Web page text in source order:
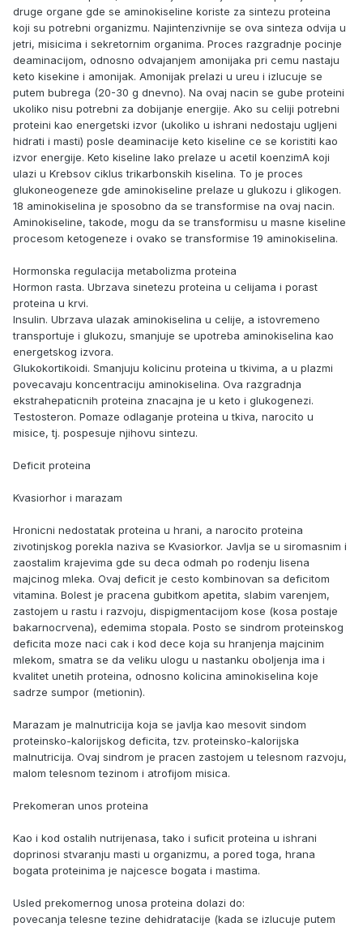
druge organe gde se aminokiseline koriste za sintezu proteina
koji su potrebni organizmu. Najintenzivnije se ova sinteza odvija u
jetri, misicima i sekretornim organima. Proces razgradnje pocinje
deaminacijom, odnosno odvajanjem amonijaka pri cemu nastaju
keto kisekine i amonijak. Amonijak prelazi u ureu i izlucuje se
putem bubrega (20-30 g dnevno). Na ovaj nacin se gube proteini
ukoliko nisu potrebni za dobijanje energije. Ako su celiji potrebni
proteini kao energetski izvor (ukoliko u ishrani nedostaju ugljeni
hidrati i masti) posle deaminacije keto kiseline ce se koristiti kao
izvor energije. Keto kiseline lako prelaze u acetil koenzimA koji
ulazi u Krebsov ciklus trikarbonskih kiselina. To je proces
glukoneogeneze gde aminokiseline prelaze u glukozu i glikogen.
18 aminokiselina je sposobno da se transformise na ovaj nacin.
Aminokiseline, takode, mogu da se transformisu u masne kiseline
procesom ketogeneze i ovako se transformise 19 aminokiselina.
Hormonska regulacija metabolizma proteina
Hormon rasta. Ubrzava sinetezu proteina u celijama i porast
proteina u krvi.
Insulin. Ubrzava ulazak aminokiselina u celije, a istovremeno
transportuje i glukozu, smanjuje se upotreba aminokiselina kao
energetskog izvora.
Glukokortikoidi. Smanjuju kolicinu proteina u tkivima, a u plazmi
povecavaju koncentraciju aminokiselina. Ova razgradnja
ekstrahepaticnih proteina znacajna je u keto i glukogenezi.
Testosteron. Pomaze odlaganje proteina u tkiva, narocito u
misice, tj. pospesuje njihovu sintezu.
Deficit proteina
Kvasiorhor i marazam
Hronicni nedostatak proteina u hrani, a narocito proteina
zivotinjskog porekla naziva se Kvasiorkor. Javlja se u siromasnim i
zaostalim krajevima gde su deca odmah po rodenju lisena
majcinog mleka. Ovaj deficit je cesto kombinovan sa deficitom
vitamina. Bolest je pracena gubitkom apetita, slabim varenjem,
zastojem u rastu i razvoju, dispigmentacijom kose (kosa postaje
bakarnocrvena), edemima stopala. Posto se sindrom proteinskog
deficita moze naci cak i kod dece koja su hranjenja majcinim
mlekom, smatra se da veliku ulogu u nastanku oboljenja ima i
kvalitet unetih proteina, odnosno kolicina aminokiselina koje
sadrze sumpor (metionin).
Marazam je malnutricija koja se javlja kao mesovit sindom
proteinsko-kalorijskog deficita, tzv. proteinsko-kalorijska
malnutricija. Ovaj sindrom je pracen zastojem u telesnom razvoju,
malom telesnom tezinom i atrofijom misica.
Prekomeran unos proteina
Kao i kod ostalih nutrijenasa, tako i suficit proteina u ishrani
doprinosi stvaranju masti u organizmu, a pored toga, hrana
bogata proteinima je najcesce bogata i mastima.
Usled prekomernog unosa proteina dolazi do:
povecanja telesne tezine dehidratacije (kada se izlucuje putem